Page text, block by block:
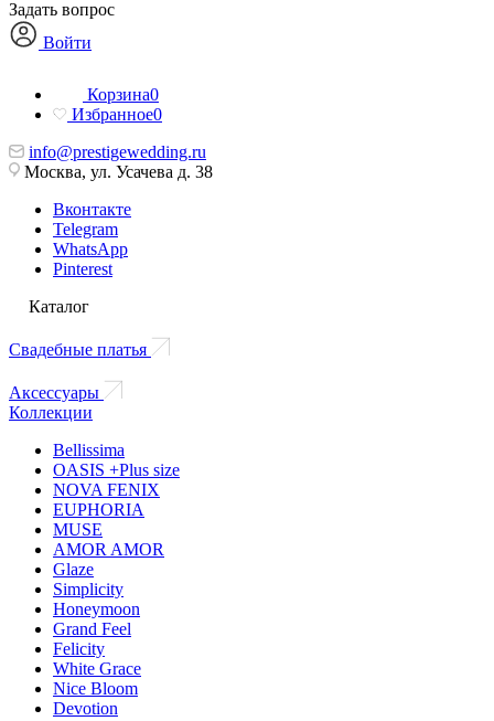
Задать вопрос
Войти
Корзина0
Избранное0
info@prestigewedding.ru
Москва, ул. Усачева д. 38
Вконтакте
Telegram
WhatsApp
Pinterest
Каталог
Свадебные платья
Аксессуары
Коллекции
Bellissima
OASIS +Plus size
NOVA FENIX
EUPHORIA
MUSE
AMOR AMOR
Glaze
Simplicity
Honeymoon
Grand Feel
Felicity
White Grace
Nice Bloom
Devotion